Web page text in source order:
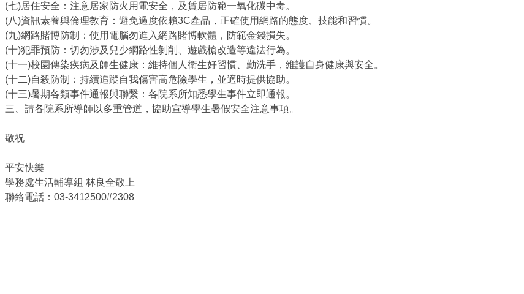
(七)居住安全：注意居家防火用電安全，及賃居防範一氧化碳中毒。
(八)資訊素養與倫理教育：避免過度依賴3C產品，正確使用網路的態度、技能和習慣。
(九)網路賭博防制：使用電腦勿進入網路賭博軟體，防範金錢損失。
(十)犯罪預防：切勿涉及兒少網路性剝削、遊戲槍改造等違法行為。
(十一)校園傳染疾病及師生健康：維持個人衛生好習慣、勤洗手，維護自身健康與安全。
(十二)自殺防制：持續追蹤自我傷害高危險學生，並適時提供協助。
(十三)暑期各類事件通報與聯繫：各院系所知悉學生事件立即通報。
三、請各院系所導師以多重管道，協助宣導學生暑假安全注意事項。
敬祝
平安快樂
學務處生活輔導組 林良全敬上
聯絡電話：03-3412500#2308